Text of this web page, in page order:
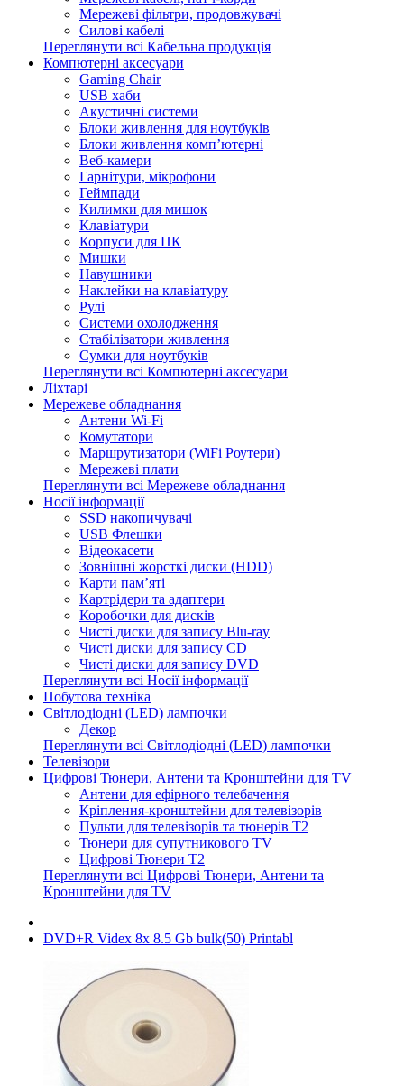
Мережеві фільтри, продовжувачі
Силові кабелі
Переглянути всі Кабельна продукція
Компютерні аксесуари
Gaming Chair
USB хаби
Акустичні системи
Блоки живлення для ноутбуків
Блоки живлення комп’ютерні
Веб-камери
Гарнітури, мікрофони
Геймпади
Килимки для мишок
Клавіатури
Корпуси для ПК
Мишки
Навушники
Наклейки на клавіатуру
Рулі
Системи охолодження
Стабілізатори живлення
Сумки для ноутбуків
Переглянути всі Компютерні аксесуари
Ліхтарі
Мережеве обладнання
Антени Wi-Fi
Комутатори
Маршрутизатори (WiFi Роутери)
Мережеві плати
Переглянути всі Мережеве обладнання
Носії інформації
SSD накопичувачі
USB Флешки
Відеокасети
Зовнішні жорсткі диски (HDD)
Карти пам’яті
Картрідери та адаптери
Коробочки для дисків
Чисті диски для запису Blu-ray
Чисті диски для запису CD
Чисті диски для запису DVD
Переглянути всі Носії інформації
Побутова техніка
Світлодіодні (LED) лампочки
Декор
Переглянути всі Світлодіодні (LED) лампочки
Телевізори
Цифрові Тюнери, Антени та Кронштейни для TV
Антени для ефірного телебачення
Кріплення-кронштейни для телевізорів
Пульти для телевізорів та тюнерів T2
Тюнери для супутникового TV
Цифрові Тюнери T2
Переглянути всі Цифрові Тюнери, Антени та
Кронштейни для TV
DVD+R Videx 8x 8.5 Gb bulk(50) Printabl